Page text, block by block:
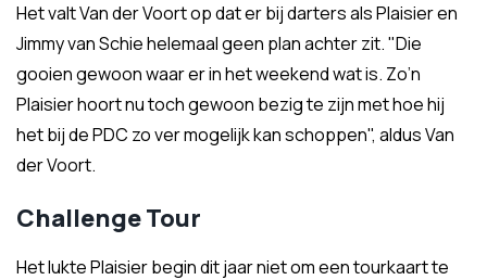
Het valt Van der Voort op dat er bij darters als Plaisier en
Jimmy van Schie helemaal geen plan achter zit. "Die
gooien gewoon waar er in het weekend wat is. Zo’n
Plaisier hoort nu toch gewoon bezig te zijn met hoe hij
het bij de PDC zo ver mogelijk kan schoppen", aldus Van
der Voort.
Challenge Tour
Het lukte Plaisier begin dit jaar niet om een tourkaart te